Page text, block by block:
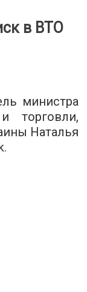
в ВТО
министра
торговли,
Наталья
.